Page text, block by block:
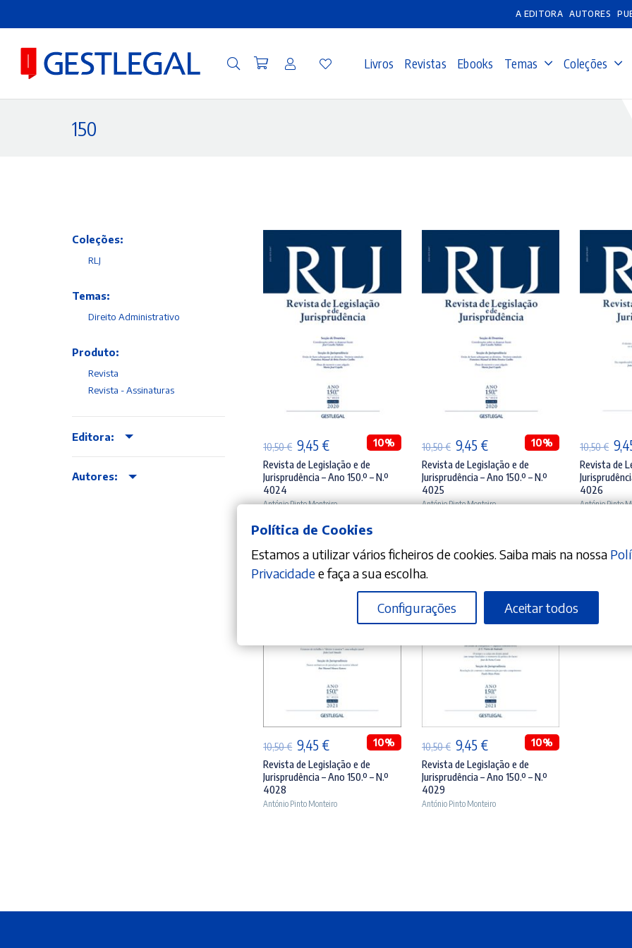
A EDITORA AUTORES
Livros Revistas Ebooks Temas Coleções
150
Coleções:
RLJ
Temas:
Direito Administrativo
Produto:
Revista
Revista - Assinaturas
Editora:
Autores:
ADICIONAR
10,50€ O
preço
original
era:
9,45 €O
preço
atual
é:
10%
Revista de Legislação e de
Jurisprudência – Ano 150.º – N.º
4024
António Pinto Monteiro
ADICIONAR
10,50€ O
preço
original
era:
9,45 €O
preço
atual
é:
10%
Revista de Legislação e de
Jurisprudência – Ano 150.º – N.º
4025
António Pinto Monteiro
10,50€ O
era:
Revista de
4026
António Pinto
ADICIONAR
10,50€ O
preço
original
era:
9,45 €O
preço
atual
é:
10%
Revista de Legislação e de
Jurisprudência – Ano 150.º – N.º
4028
António Pinto Monteiro
ADICIONAR
10,50€ O
preço
original
era:
9,45 €O
preço
atual
é:
10%
Revista de Legislação e de
Jurisprudência – Ano 150.º – N.º
4029
António Pinto Monteiro
Política de Cookies
Estamos a utilizar vários ficheiros de cookies. Saiba mais na nossa
Privacidadee faça a sua escolha.
Configurações Aceitar todos